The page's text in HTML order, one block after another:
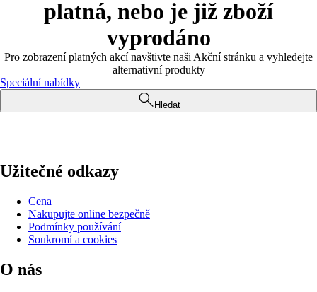
platná, nebo je již zboží
vyprodáno
Pro zobrazení platných akcí navštivte naši Akční stránku a vyhledejte
alternativní produkty
Speciální nabídky
Hledat
Užitečné odkazy
Cena
Nakupujte online bezpečně
Podmínky používání
Soukromí a cookies
O nás